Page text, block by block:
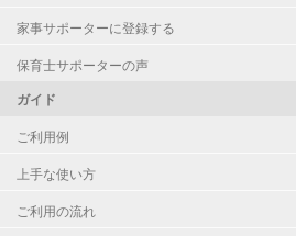
家事サポーターに登録する
保育士サポーターの声
ガイド
ご利用例
上手な使い方
ご利用の流れ